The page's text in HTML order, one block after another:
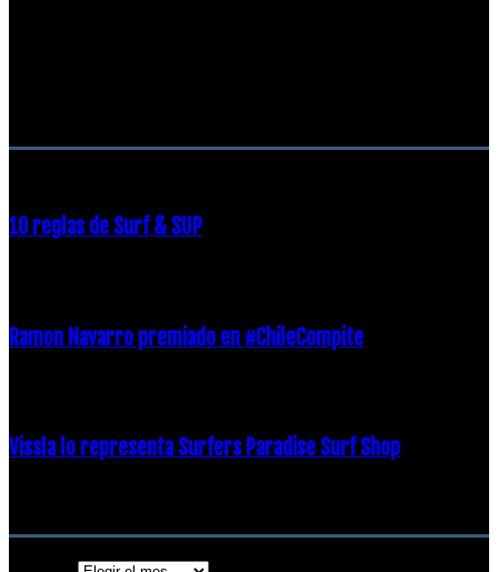
10 reglas de Surf & SUP
Ramon Navarro premiado en #ChileCompite
Vissla lo representa Surfers Paradise Surf Shop